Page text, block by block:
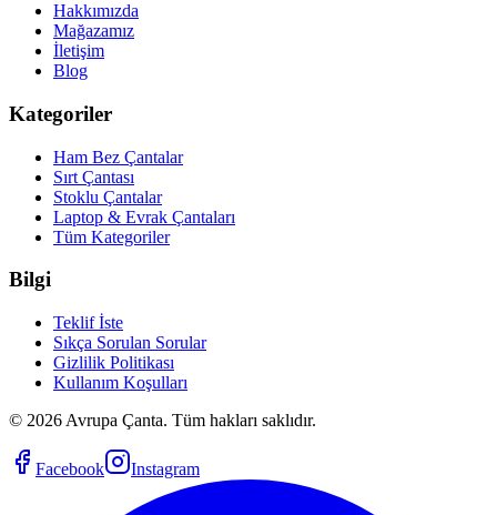
Hakkımızda
Mağazamız
İletişim
Blog
Kategoriler
Ham Bez Çantalar
Sırt Çantası
Stoklu Çantalar
Laptop & Evrak Çantaları
Tüm Kategoriler
Bilgi
Teklif İste
Sıkça Sorulan Sorular
Gizlilik Politikası
Kullanım Koşulları
© 2026 Avrupa Çanta. Tüm hakları saklıdır.
Facebook Instagram